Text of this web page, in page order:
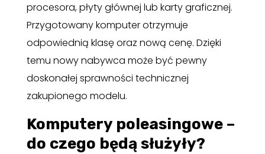
procesora, płyty głównej lub karty graficznej.
Przygotowany komputer otrzymuje
odpowiednią klasę oraz nową cenę. Dzięki
temu nowy nabywca może być pewny
doskonałej sprawności technicznej
zakupionego modelu.
Komputery poleasingowe –
do czego będą służyły?